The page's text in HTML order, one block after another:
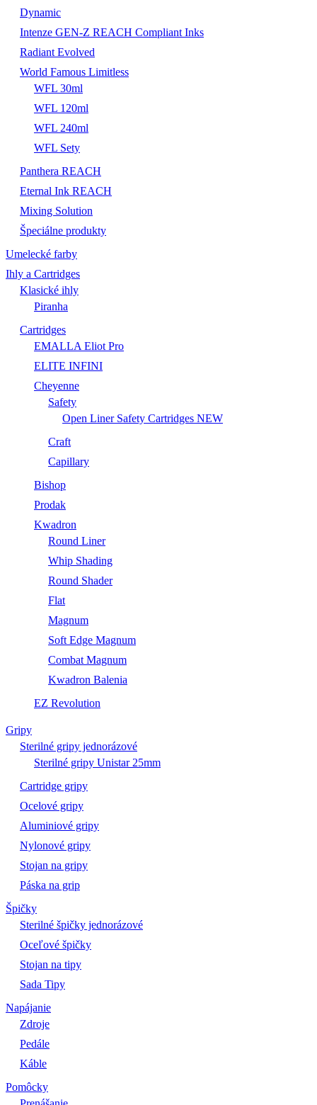
Dynamic
Intenze GEN-Z REACH Compliant Inks
Radiant Evolved
World Famous Limitless
WFL 30ml
WFL 120ml
WFL 240ml
WFL Sety
Panthera REACH
Eternal Ink REACH
Mixing Solution
Špeciálne produkty
Umelecké farby
Ihly a Cartridges
Klasické ihly
Piranha
Cartridges
EMALLA Eliot Pro
ELITE INFINI
Cheyenne
Safety
Open Liner Safety Cartridges NEW
Craft
Capillary
Bishop
Prodak
Kwadron
Round Liner
Whip Shading
Round Shader
Flat
Magnum
Soft Edge Magnum
Combat Magnum
Kwadron Balenia
EZ Revolution
Gripy
Sterilné gripy jednorázové
Sterilné gripy Unistar 25mm
Cartridge gripy
Ocelové gripy
Aluminiové gripy
Nylonové gripy
Stojan na gripy
Páska na grip
Špičky
Sterilné špičky jednorázové
Oceľové špičky
Stojan na tipy
Sada Tipy
Napájanie
Zdroje
Pedále
Káble
Pomôcky